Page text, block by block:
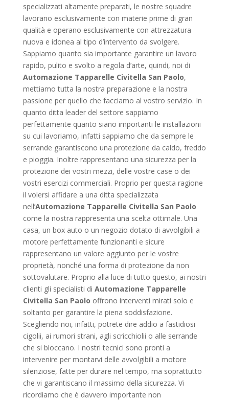
specializzati altamente preparati, le nostre squadre
lavorano esclusivamente con materie prime di gran
qualità e operano esclusivamente con attrezzatura
nuova e idonea al tipo d’intervento da svolgere.
Sappiamo quanto sia importante garantire un lavoro
rapido, pulito e svolto a regola d’arte, quindi, noi di
Automazione Tapparelle Civitella San Paolo,
mettiamo tutta la nostra preparazione e la nostra
passione per quello che facciamo al vostro servizio. In
quanto ditta leader del settore sappiamo
perfettamente quanto siano importanti le installazioni
su cui lavoriamo, infatti sappiamo che da sempre le
serrande garantiscono una protezione da caldo, freddo
e pioggia. Inoltre rappresentano una sicurezza per la
protezione dei vostri mezzi, delle vostre case o dei
vostri esercizi commerciali. Proprio per questa ragione
il volersi affidare a una ditta specializzata
nell’Automazione Tapparelle Civitella San Paolo
come la nostra rappresenta una scelta ottimale. Una
casa, un box auto o un negozio dotato di avvolgibili a
motore perfettamente funzionanti e sicure
rappresentano un valore aggiunto per le vostre
proprietà, nonché una forma di protezione da non
sottovalutare. Proprio alla luce di tutto questo, ai nostri
clienti gli specialisti di Automazione Tapparelle
Civitella San Paolo offrono interventi mirati solo e
soltanto per garantire la piena soddisfazione.
Scegliendo noi, infatti, potrete dire addio a fastidiosi
cigolii, ai rumori strani, agli scricchiolii o alle serrande
che si bloccano. I nostri tecnici sono pronti a
intervenire per montarvi delle avvolgibili a motore
silenziose, fatte per durare nel tempo, ma soprattutto
che vi garantiscano il massimo della sicurezza. Vi
ricordiamo che è davvero importante non